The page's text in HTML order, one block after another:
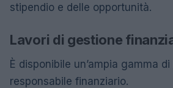
stipendio e delle opportunità.
Lavori di gestione
È disponibile un’ampia gamma
responsabile finanziario.